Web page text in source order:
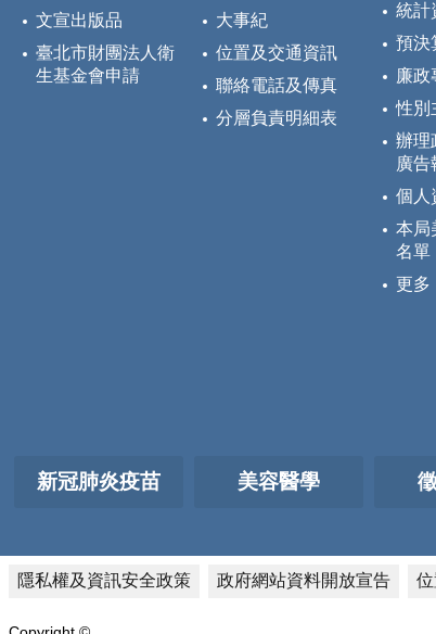
文宣出版品
臺北市財團法人衛
生基金會申請
大事紀
位置及交通資訊
聯絡電話及傳真
分層負責明細表
統計
預決
廉政
性別
辦理
廣告
個人
本局
名單
更多
新冠肺炎疫苗 美容醫學
隱私權及資訊安全政策 政府網站資料開放宣告